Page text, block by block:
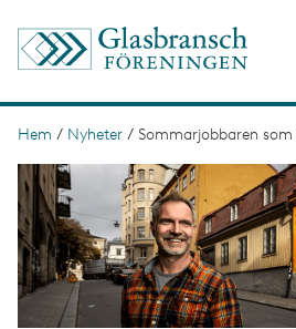
L
ä
n
k
s
t
Hem / Nyheter / Sommarjobbaren
I
m
a
g
e